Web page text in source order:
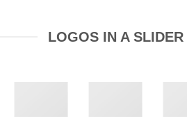
LOGOS IN A SLIDER